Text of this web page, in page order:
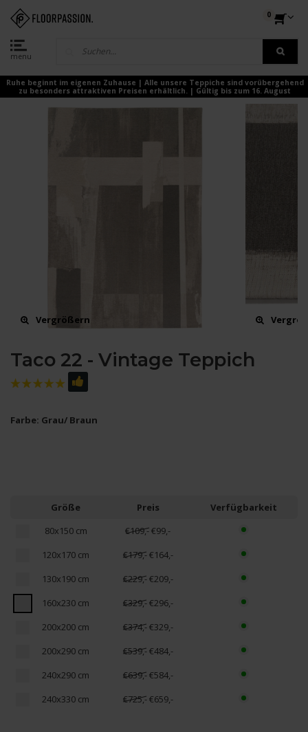
menu
0
Ruhe beginnt im eigenen Zuhause | Alle unsere Teppiche sind vorübergehend
zu besonders attraktiven Preisen erhältlich. | Gültig bis zum 16. August
Vergrößern
Taco 22 - Vintage Teppich
Farbe: Grau/ Braun
Größe Preis
Verfügbarkeit
80x150 cm
€109,-€99,-
120x170 cm
€179,-€164,-
130x190 cm
€229,-€209,-
160x230 cm
€329,-€296,-
200x200 cm
€374,-€329,-
200x290 cm
€539,-€484,-
240x290 cm
€639,-€584,-
240x330 cm
€725,-€659,-